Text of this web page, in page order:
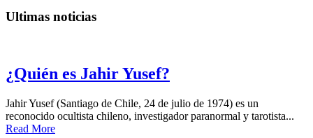
Ultimas noticias
¿Quién es Jahir Yusef?
Jahir Yusef (Santiago de Chile, 24 de julio de 1974) es un
reconocido ocultista chileno, investigador paranormal y tarotista...
Read More